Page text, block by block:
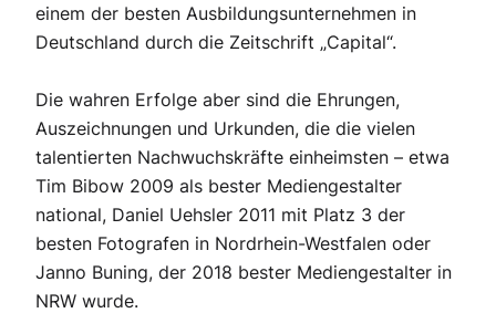
einem der besten Ausbildungsunternehmen in
Deutschland durch die Zeitschrift „Capital“.
Die wahren Erfolge aber sind die Ehrungen,
Auszeichnungen und Urkunden, die die vielen
talentierten Nachwuchskräfte einheimsten – etwa
Tim Bibow 2009 als bester Mediengestalter
national, Daniel Uehsler 2011 mit Platz 3 der
besten Fotografen in Nordrhein-Westfalen oder
Janno Buning, der 2018 bester Mediengestalter in
NRW wurde.